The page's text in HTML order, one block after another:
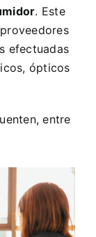
. Este
efectuadas
ópticos
entre